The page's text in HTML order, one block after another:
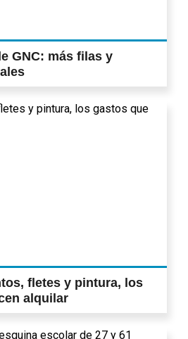
GNC: más filas y
fletes y pintura, los
alquilar